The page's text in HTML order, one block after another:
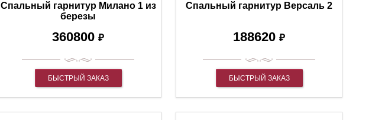
Спальный гарнитур Милано 1 из
березы
360800 ₽
БЫСТРЫЙ ЗАКАЗ
Спальный гарнитур Версаль 2
188620 ₽
БЫСТРЫЙ ЗАКАЗ